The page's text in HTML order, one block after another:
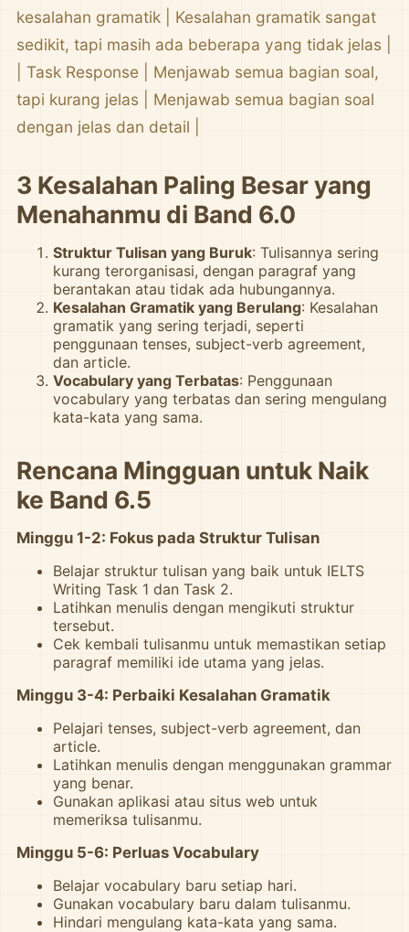
kesalahan gramatik | Kesalahan gramatik sangat
sedikit, tapi masih ada beberapa yang tidak jelas |
| Task Response | Menjawab semua bagian soal,
tapi kurang jelas | Menjawab semua bagian soal
dengan jelas dan detail |
3 Kesalahan Paling Besar yang
Menahanmu di Band 6.0
Struktur Tulisan yang Buruk: Tulisannya sering
kurang terorganisasi, dengan paragraf yang
berantakan atau tidak ada hubungannya.
Kesalahan Gramatik yang Berulang: Kesalahan
gramatik yang sering terjadi, seperti
penggunaan tenses, subject-verb agreement,
dan article.
Vocabulary yang Terbatas: Penggunaan
vocabulary yang terbatas dan sering mengulang
kata-kata yang sama.
Rencana Mingguan untuk Naik
ke Band 6.5
Minggu 1-2: Fokus pada Struktur Tulisan
Belajar struktur tulisan yang baik untuk IELTS
Writing Task 1 dan Task 2.
Latihkan menulis dengan mengikuti struktur
tersebut.
Cek kembali tulisanmu untuk memastikan setiap
paragraf memiliki ide utama yang jelas.
Minggu 3-4: Perbaiki Kesalahan Gramatik
Pelajari tenses, subject-verb agreement, dan
article.
Latihkan menulis dengan menggunakan grammar
yang benar.
Gunakan aplikasi atau situs web untuk
memeriksa tulisanmu.
Minggu 5-6: Perluas Vocabulary
Belajar vocabulary baru setiap hari.
Gunakan vocabulary baru dalam tulisanmu.
Hindari mengulang kata-kata yang sama.